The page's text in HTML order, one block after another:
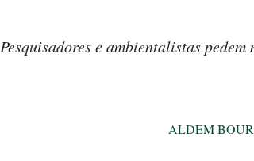
Pesquisadores e ambientalistas
ALDEM